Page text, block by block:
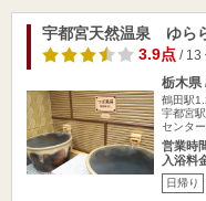
宇都宮天然温泉 ゆら
3.9点/ 13
栃木県
鶴田駅
宇都宮
センタ
営業時
入浴料
日帰り